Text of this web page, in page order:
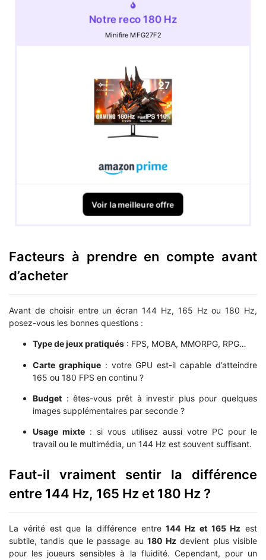
Notre reco 180 Hz
Minifire MFG27F2
Voir la meilleure offre
Facteurs à prendre en compte avant
d’acheter
Avant de choisir entre un écran 144 Hz, 165 Hz ou 180 Hz,
posez-vous les bonnes questions :
Type de jeux pratiqués : FPS, MOBA, MMORPG, RPG…
Carte graphique: votre GPU est-il capable d’atteindre
165 ou 180 FPS en continu ?
Budget : êtes-vous prêt à investir plus pour quelques
images supplémentaires par seconde ?
Usage mixte : si vous utilisez aussi votre PC pour le
travail ou le multimédia, un 144 Hz est souvent suffisant.
Faut-il vraiment sentir la différence
entre 144 Hz, 165 Hz et 180 Hz ?
La vérité est que la différence entre144 Hz et 165 Hz est
subtile, tandis que le passage au 180 Hz devient plus visible
pour les joueurs sensibles à la fluidité. Cependant, pour un